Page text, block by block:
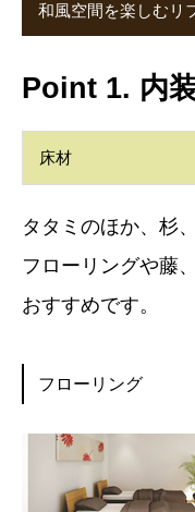
和風空間を楽しむリ
Point 1. 内
床材
タタミのほか、杉
フローリングや藤
おすすめです。
フローリング